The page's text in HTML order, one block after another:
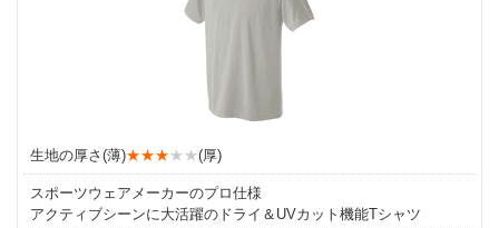
生地の厚さ(薄)★★★★★(厚)
スポーツウェアメーカーのプロ仕様
アクティブシーンに大活躍のドライ＆UVカット機能Tシャツ